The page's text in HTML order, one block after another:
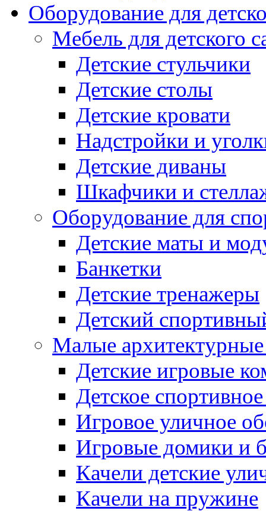
Оборудование для
Мебель для детского
Детские стульчики
Детские столы
Детские кровати
Надстройки и
Детские диваны
Шкафчики и
Оборудование для
Детские маты и
Банкетки
Детские тренажеры
Детский
Малые
Детские игровые
Детское
Игровое уличное
Игровые домики и
Качели детские
Качели на пружине